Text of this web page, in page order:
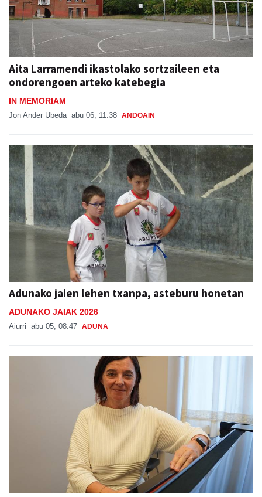
Aita Larramendi ikastolako sortzaileen eta
ondorengoen arteko katebegia
IN MEMORIAM
Jon Ander Ubeda abu 06, 11:38 ANDOAIN
Adunako jaien lehen txanpa, asteburu honetan
ADUNAKO JAIAK 2026
Aiurri abu 05, 08:47 ADUNA